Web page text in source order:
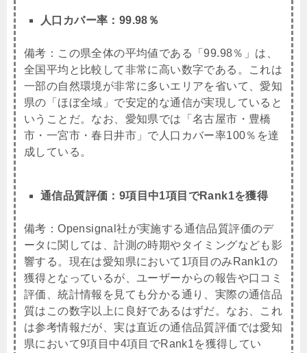
人口カバー率： 99.98 ％
備考：この県全体の平均値である「99.98％」は、
全国平均と比較して非常に高い数字である。これは
一部の自然環境が非常に多いエリアを省いて、愛知
県の「ほぼ全域」で安定的な通信が実現していると
いうことだ。なお、愛知県では「名古屋市・豊橋
市・一宮市・春日井市」で人口カバー率100％を達
成している。
通信品質評価：9項目中1項目でRank1を獲得
備考：Opensignal社が実施する通信品質評価のデ
ータに関しては、計測の時期やタイミングなども影
響する。現在は愛知県において1項目のみRank1の
獲得となっているが、ユーザーからの報告や口コミ
評価、統計情報を見ても分かる通り、実際の通信品
質はこの数字以上に良好であるはずだ。なお、これ
は参考情報だが、実は直近の通信品質評価では愛知
県において9項目中4項目でRank1を獲得してい